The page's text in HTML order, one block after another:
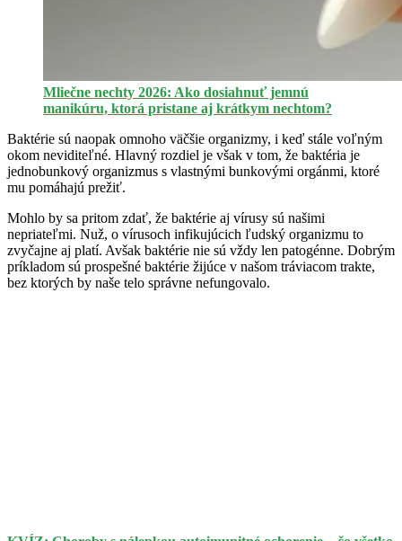
Mliečne nechty 2026: Ako dosiahnuť jemnú
manikúru, ktorá pristane aj krátkym nechtom?
Baktérie sú naopak omnoho väčšie organizmy, i keď stále voľným
okom neviditeľné. Hlavný rozdiel je však v tom, že baktéria je
jednobunkový organizmus s vlastnými bunkovými orgánmi, ktoré
mu pomáhajú prežiť.
Mohlo by sa pritom zdať, že baktérie aj vírusy sú našimi
nepriateľmi. Nuž, o vírusoch infikujúcich ľudský organizmu to
zvyčajne aj platí. Avšak baktérie nie sú vždy len patogénne. Dobrým
príkladom sú prospešné baktérie žijúce v našom tráviacom trakte,
bez ktorých by naše telo správne nefungovalo.